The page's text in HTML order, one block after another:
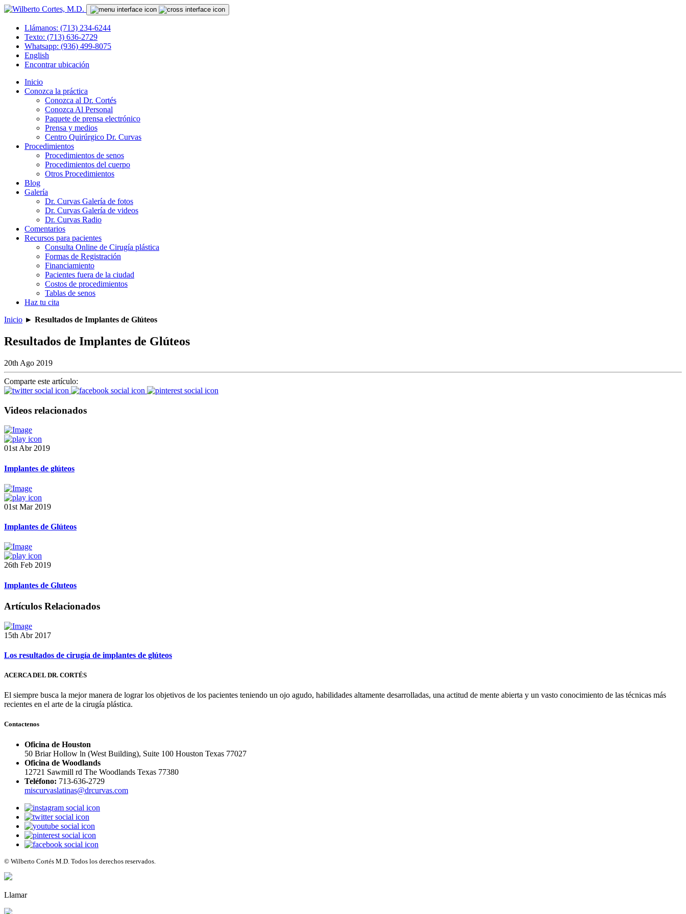
Llámanos: (713) 234-6244
Texto: (713) 636-2729
Whatsapp: (936) 499-8075
English
Encontrar ubicación
Inicio
Conozca la práctica
Conozca al Dr. Cortés
Conozca Al Personal
Paquete de prensa electrónico
Prensa y medios
Centro Quirúrgico Dr. Curvas
Procedimientos
Procedimientos de senos
Procedimientos del cuerpo
Otros Procedimientos
Blog
Galería
Dr. Curvas Galería de fotos
Dr. Curvas Galería de videos
Dr. Curvas Radio
Comentarios
Recursos para pacientes
Consulta Online de Cirugía plástica
Formas de Registración
Financiamiento
Pacientes fuera de la ciudad
Costos de procedimientos
Tablas de senos
Haz tu cita
Inicio ► Resultados de Implantes de Glúteos
Resultados de Implantes de Glúteos
20th Ago 2019
Comparte este artículo:
Videos relacionados
01st Abr 2019
Implantes de glúteos
01st Mar 2019
Implantes de Glúteos
26th Feb 2019
Implantes de Gluteos
Artículos Relacionados
15th Abr 2017
Los resultados de cirugía de implantes de glúteos
ACERCA DEL DR. CORTÉS
El siempre busca la mejor manera de lograr los objetivos de los pacientes teniendo un ojo agudo, habilidades altamente desarrolladas, una actitud de mente abierta y un vasto conocimiento de las técnicas más
recientes en el arte de la cirugía plástica.
Contactenos
Oficina de Houston
50 Briar Hollow ln (West Building), Suite 100 Houston Texas 77027
Oficina de Woodlands
12721 Sawmill rd The Woodlands Texas 77380
Teléfono: 713-636-2729
miscurvaslatinas@drcurvas.com
© Wilberto Cortés M.D. Todos los derechos reservados.
Llamar